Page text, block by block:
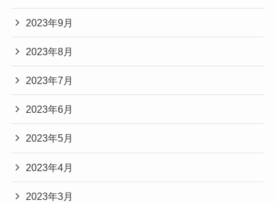
2023年9月
2023年8月
2023年7月
2023年6月
2023年5月
2023年4月
2023年3月